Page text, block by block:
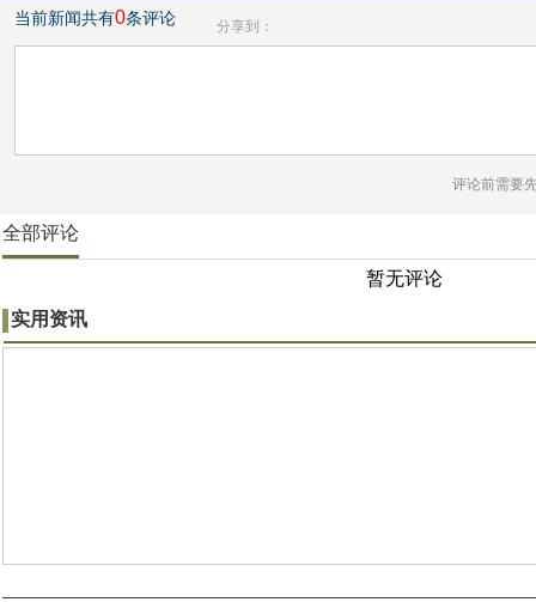
当前新闻共有0条评论 分享到：
评论前需要
全部评论
暂无评论
实用资讯